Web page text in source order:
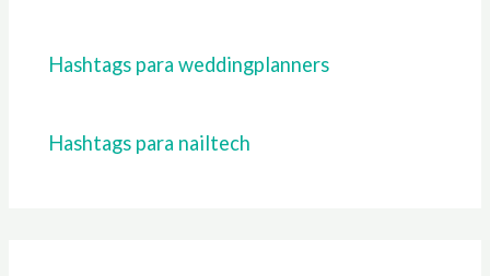
Hashtags para weddingplanners
Hashtags para nailtech